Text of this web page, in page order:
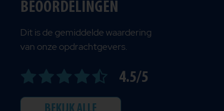
BEOORDELINGEN
Dit is de gemiddelde waardering
van onze opdrachtgevers.
4.5/5